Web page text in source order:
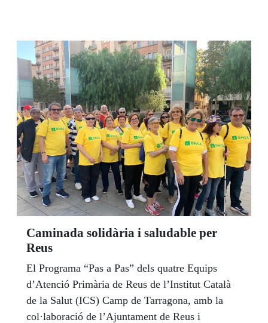
Caminada solidària i saludable per
Reus
El Programa “Pas a Pas” dels quatre Equips
d’Atenció Primària de Reus de l’Institut Català
de la Salut (ICS) Camp de Tarragona, amb la
col·laboració de l’Ajuntament de Reus i